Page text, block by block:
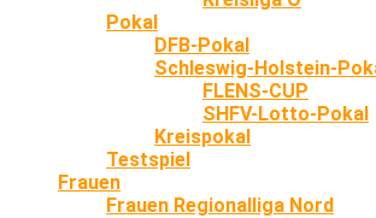
Pokal
DFB-Pokal
Schleswig-Holstein-
FLENS-CUP
SHFV-Lotto-Pokal
Kreispokal
Testspiel
Frauen
Frauen Regionalliga Nord